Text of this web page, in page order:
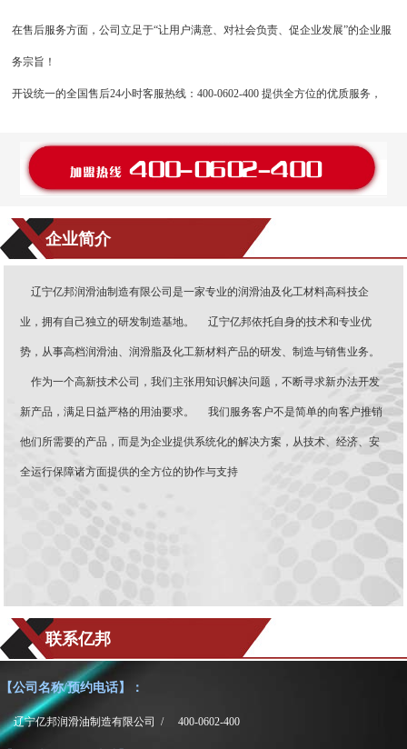
在售后服务方面，公司立足于“让用户满意、对社会负责、促企业发展”的企业服
务宗旨！
开设统一的全国售后24小时客服热线：400-0602-400 提供全方位的优质服务，
企业简介
辽宁亿邦润滑油制造有限公司是一家专业的润滑油及化工材料高科技企
业，拥有自己独立的研发制造基地。 辽宁亿邦依托自身的技术和专业优
势，从事高档润滑油、润滑脂及化工新材料产品的研发、制造与销售业务。
作为一个高新技术公司，我们主张用知识解决问题，不断寻求新办法开发
新产品，满足日益严格的用油要求。 我们服务客户不是简单的向客户推销
他们所需要的产品，而是为企业提供系统化的解决方案，从技术、经济、安
全运行保障诸方面提供的全方位的协作与支持
联系亿邦
【公司名称/预约电话】：
辽宁亿邦润滑油制造有限公司 / 400-0602-400